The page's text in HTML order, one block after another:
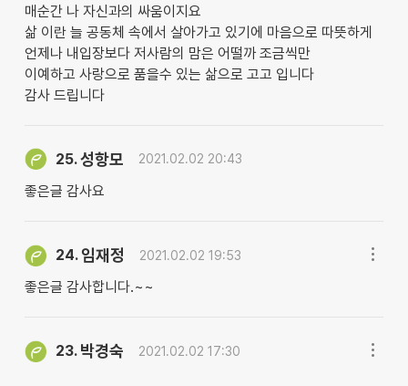
매순간 나 자신과의 싸움이지요
삶 이란 늘 공동체 속에서 살아가고 있기에 마음으로 따뜻하게
언제나 내입장보다 저사람의 맘은 어떨까 조금씩만
이예하고 사랑으로 품을수 있는 삶으로 고고 입니다
감사 드립니다
25.성항모 2021.02.02 20:43
좋은글 감사요
24. 임재정 2021.02.02 19:53
좋은글 감사합니다.~~
23. 박경숙 2021.02.02 17:30